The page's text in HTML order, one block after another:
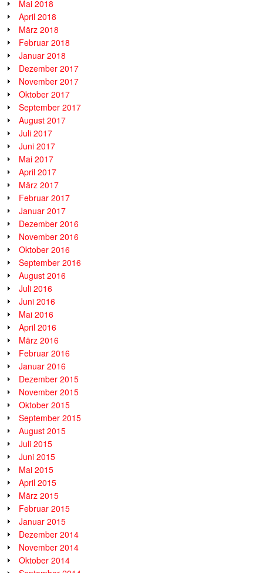
Mai 2018
April 2018
März 2018
Februar 2018
Januar 2018
Dezember 2017
November 2017
Oktober 2017
September 2017
August 2017
Juli 2017
Juni 2017
Mai 2017
April 2017
März 2017
Februar 2017
Januar 2017
Dezember 2016
November 2016
Oktober 2016
September 2016
August 2016
Juli 2016
Juni 2016
Mai 2016
April 2016
März 2016
Februar 2016
Januar 2016
Dezember 2015
November 2015
Oktober 2015
September 2015
August 2015
Juli 2015
Juni 2015
Mai 2015
April 2015
März 2015
Februar 2015
Januar 2015
Dezember 2014
November 2014
Oktober 2014